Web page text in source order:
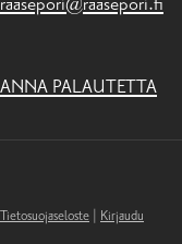
ANNA PALAUTETTA
Tietosuojaseloste Kirjaudu